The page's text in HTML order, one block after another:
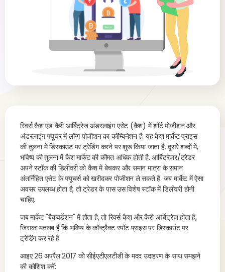
रिवर्स कैश एंड कैरी आर्बिट्रेज अंडरलाइंग एसेट (कैश) में शॉर्ट पोजीशन और
अंडरलाइंग फ्यूचर में लॉन्ग पोजीशन का कॉम्बिनेशन है. यह कैश मार्केट प्राइस
की तुलना में डिस्काउंट पर ट्रेडिंग करने पर शुरू किया जाता है. दूसरे शब्दों में,
भविष्य की तुलना में कैश मार्केट की कीमत अधिक होती है. आर्बिट्रेजर/ट्रेडर
अपने स्टॉक की डिलीवरी को कैश में बेचकर और समान मात्रा के समान
अंतर्निहित एसेट के फ्यूचर्स को खरीदकर पोजीशन ले सकते हैं. जब मार्केट में ऐसा
अवसर उपलब्ध होता है, तो ट्रेडर के पास उस विशेष स्टॉक में डिलीवरी होनी
चाहिए.
जब मार्केट "बैकवर्डेशन" में होता है, तो रिवर्स कैश और कैरी आर्बिट्रेज होता है,
जिसका मतलब है कि भविष्य के कॉन्ट्रैक्ट स्पॉट प्राइस पर डिस्काउंट पर
ट्रेडिंग कर रहे हैं.
आइए 26 अप्रैल 2017 को सीईएटीएलटीडी के मदद उदाहरण के साथ समझने
की कोशिश करें: